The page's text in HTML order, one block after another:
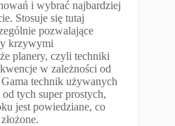
i wybrać najbardziej
Stosuje się tutaj
pozwalające
krzywymi
planery, czyli techniki
w zależności od
technik używanych
tych super prostych,
jest powiedziane, co